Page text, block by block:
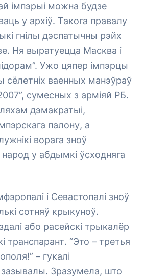
імпэрыі можна будзе
у архіў. Такога правалу
гнілы дэспатычны рэйх
Ня выратуецца Масква і
Ужо цяпер імпэрцы
сёлетніх ваенных манэўраў
сумесных з арміяй РБ.
дэмакратыі,
палону, а
ворага зноў
у абдымкі ўсходняга
і Севастопалі зноў
сотняў крыкуноў.
або расейскі трыкалёр
транспарант. “Это – третья
– гукалі
Зразумела, што